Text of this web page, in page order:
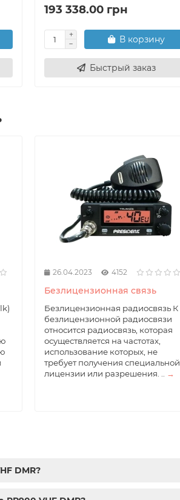
193 338.00 грн
В корзину
Быстрый заказ
26.04.2023 4152
Безлицензионная связь
Безлицензионная радиосвязь К
безлицензионной радиосвязи
относится радиосвязь, которая
осуществляется на частотах,
использование которых, не
требует получения специальной
лицензии или разрешения. ..
→
DMR?